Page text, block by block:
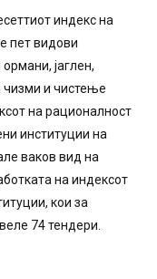
индекс на
пет видови
јаглен,
и чистење
на рационалност
институции на
ваков вид на
на индексот
кои за
74 тендери.